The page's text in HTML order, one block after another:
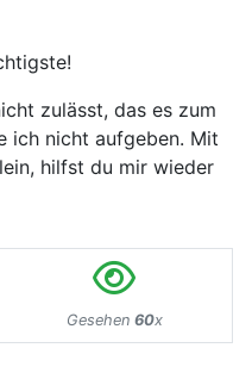
zulässt, das es zum
ich nicht aufgeben. Mit
hilfst du mir wieder
Gesehen 60x